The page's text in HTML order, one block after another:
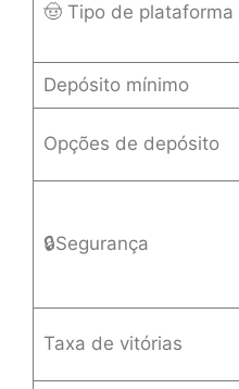
🤠 Tipo de plataforma
Depósito mínimo
Opções de depósito
🔒Segurança
Taxa de vitórias